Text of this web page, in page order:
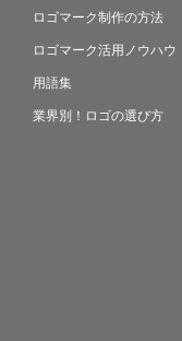
ロゴマーク制作の方法
ロゴマーク活用ノウハウ
用語集
業界別！ロゴの選び方